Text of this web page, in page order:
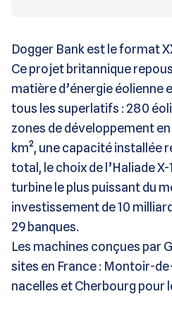
Dogger Bank est le format
Ce projet britannique
matière d’énergie éolienne
tous les superlatifs : 280
zones de développement
km², une capacité installée
total, le choix de l’Haliade
turbine le plus puissant du
investissement de 10
29 banques.
Les machines conçues par
sites en France : Montoir-
nacelles et Cherbourg pour